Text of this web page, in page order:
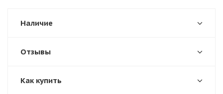
Наличие
Отзывы
Как купить